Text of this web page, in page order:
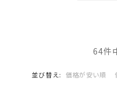
並び替え 価格が安い順
64件